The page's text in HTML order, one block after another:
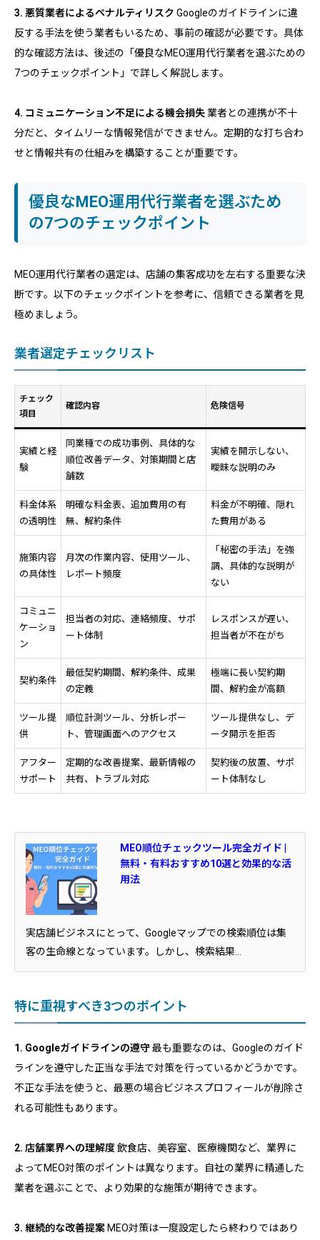
3. 悪質業者によるペナルティリスク Googleのガイドラインに違
反する手法を使う業者もいるため、事前の確認が必要です。具体
的な確認方法は、後述の「優良なMEO運用代行業者を選ぶための
7つのチェックポイント」で詳しく解説します。
4. コミュニケーション不足による機会損失業者との連携が不十
分だと、タイムリーな情報発信ができません。定期的な打ち合わ
せと情報共有の仕組みを構築することが重要です。
優良なMEO運用代行業者を選ぶため
の7つのチェックポイント
MEO運用代行業者の選定は、店舗の集客成功を左右する重要な決
断です。以下のチェックポイントを参考に、信頼できる業者を見
極めましょう。
業者選定チェックリスト
チェック
項目
確認内容 危険信号
実績と経
験
同業種での成功事例、具体的な
順位改善データ、対策期間と店
舗数
実績を開示しない、
曖昧な説明のみ
料金体系
の透明性
明確な料金表、追加費用の有
無、解約条件
料金が不明確、隠れ
た費用がある
施策内容
の具体性
月次の作業内容、使用ツール、
レポート頻度
「秘密の手法」を強
調、具体的な説明が
ない
コミュニ
ケーショ
ン
担当者の対応、連絡頻度、サポ
ート体制
レスポンスが遅い、
担当者が不在がち
契約条件
最低契約期間、解約条件、成果
の定義
極端に長い契約期
間、解約金が高額
ツール提
供
順位計測ツール、分析レポー
ト、管理画面へのアクセス
ツール提供なし、デ
ータ開示を拒否
アフター
サポート
定期的な改善提案、最新情報の
共有、トラブル対応
契約後の放置、サポ
ート体制なし
MEO順位チェックツール完全ガイド |
無料・有料おすすめ10選と効果的な活
用法
実店舗ビジネスにとって、Googleマップでの検索順位は集
客の生命線となっています。しかし、検索結果...
特に重視すべき3つのポイント
1. Googleガイドラインの遵守最も重要なのは、Googleのガイド
ラインを遵守した正当な手法で対策を行っているかどうかです。
不正な手法を使うと、最悪の場合ビジネスプロフィールが削除さ
れる可能性もあります。
2. 店舗業界への理解度飲食店、美容室、医療機関など、業界に
よってMEO対策のポイントは異なります。自社の業界に精通した
業者を選ぶことで、より効果的な施策が期待できます。
3. 継続的な改善提案 MEO対策は一度設定したら終わりではあり